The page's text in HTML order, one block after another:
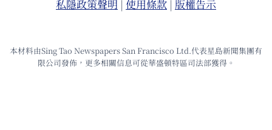
私隱政策聲明 | 使⽤條款 | 版權告⽰
本材料由Sing Tao Newspapers San Francisco Ltd.代表星島新聞集團有
限公司發佈，更多相關信息可從華盛頓特區司法部獲得。